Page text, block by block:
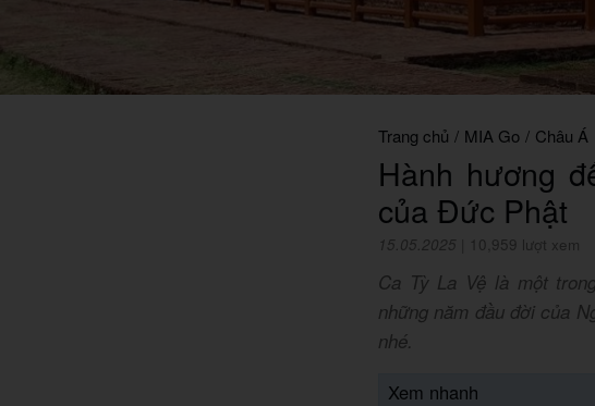
Trang chủ / MIA Go / Châu Á
Hành hương
của Đức Phật
15.05.2025 10,959 lượt xem
Ca Tỳ La Vệ là một
những năm đầu đời của
nhé.
Xem nhanh